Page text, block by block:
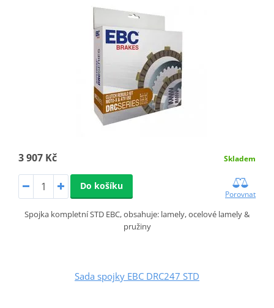
3 907 Kč Skladem
Do košíku
Porovnat
Spojka kompletní STD EBC, obsahuje: lamely, ocelové lamely &
pružiny
Sada spojky EBC DRC247 STD